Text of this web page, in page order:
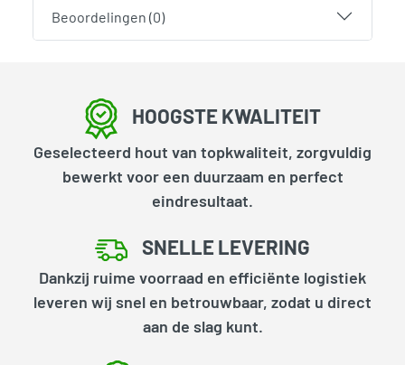
Beoordelingen (0)
HOOGSTE KWALITEIT
Geselecteerd hout van topkwaliteit, zorgvuldig
bewerkt voor een duurzaam en perfect
eindresultaat.
SNELLE LEVERING
Dankzij ruime voorraad en efficiënte logistiek
leveren wij snel en betrouwbaar, zodat u direct
aan de slag kunt.